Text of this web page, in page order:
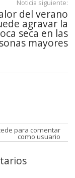
Noticia siguiente:
del verano
agravar la
seca en las
mayores
para comentar
como usuario